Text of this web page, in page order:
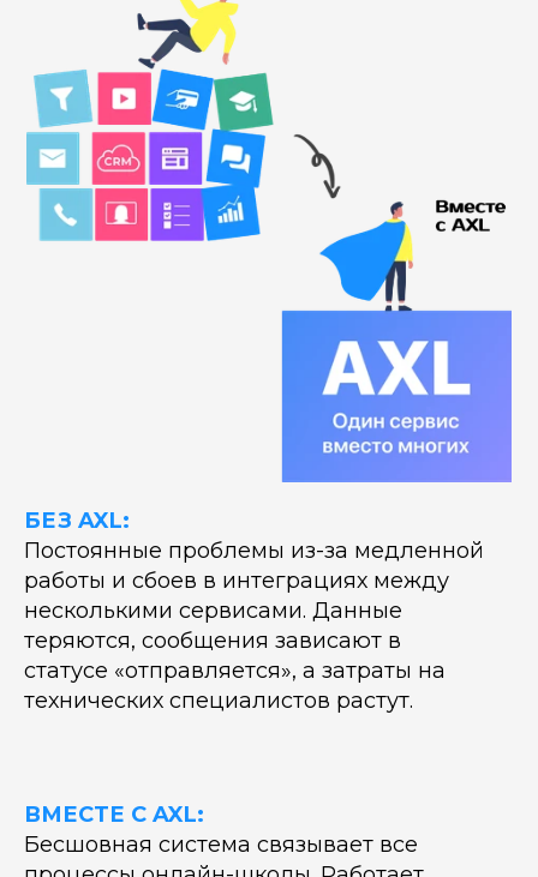
БЕЗ AXL:
Постоянные проблемы из-за медленной
работы и сбоев в интеграциях между
несколькими сервисами. Данные
теряются, сообщения зависают в
статусе «отправляется», а затраты на
технических специалистов растут.
ВМЕСТЕ С AXL:
Бесшовная система связывает все